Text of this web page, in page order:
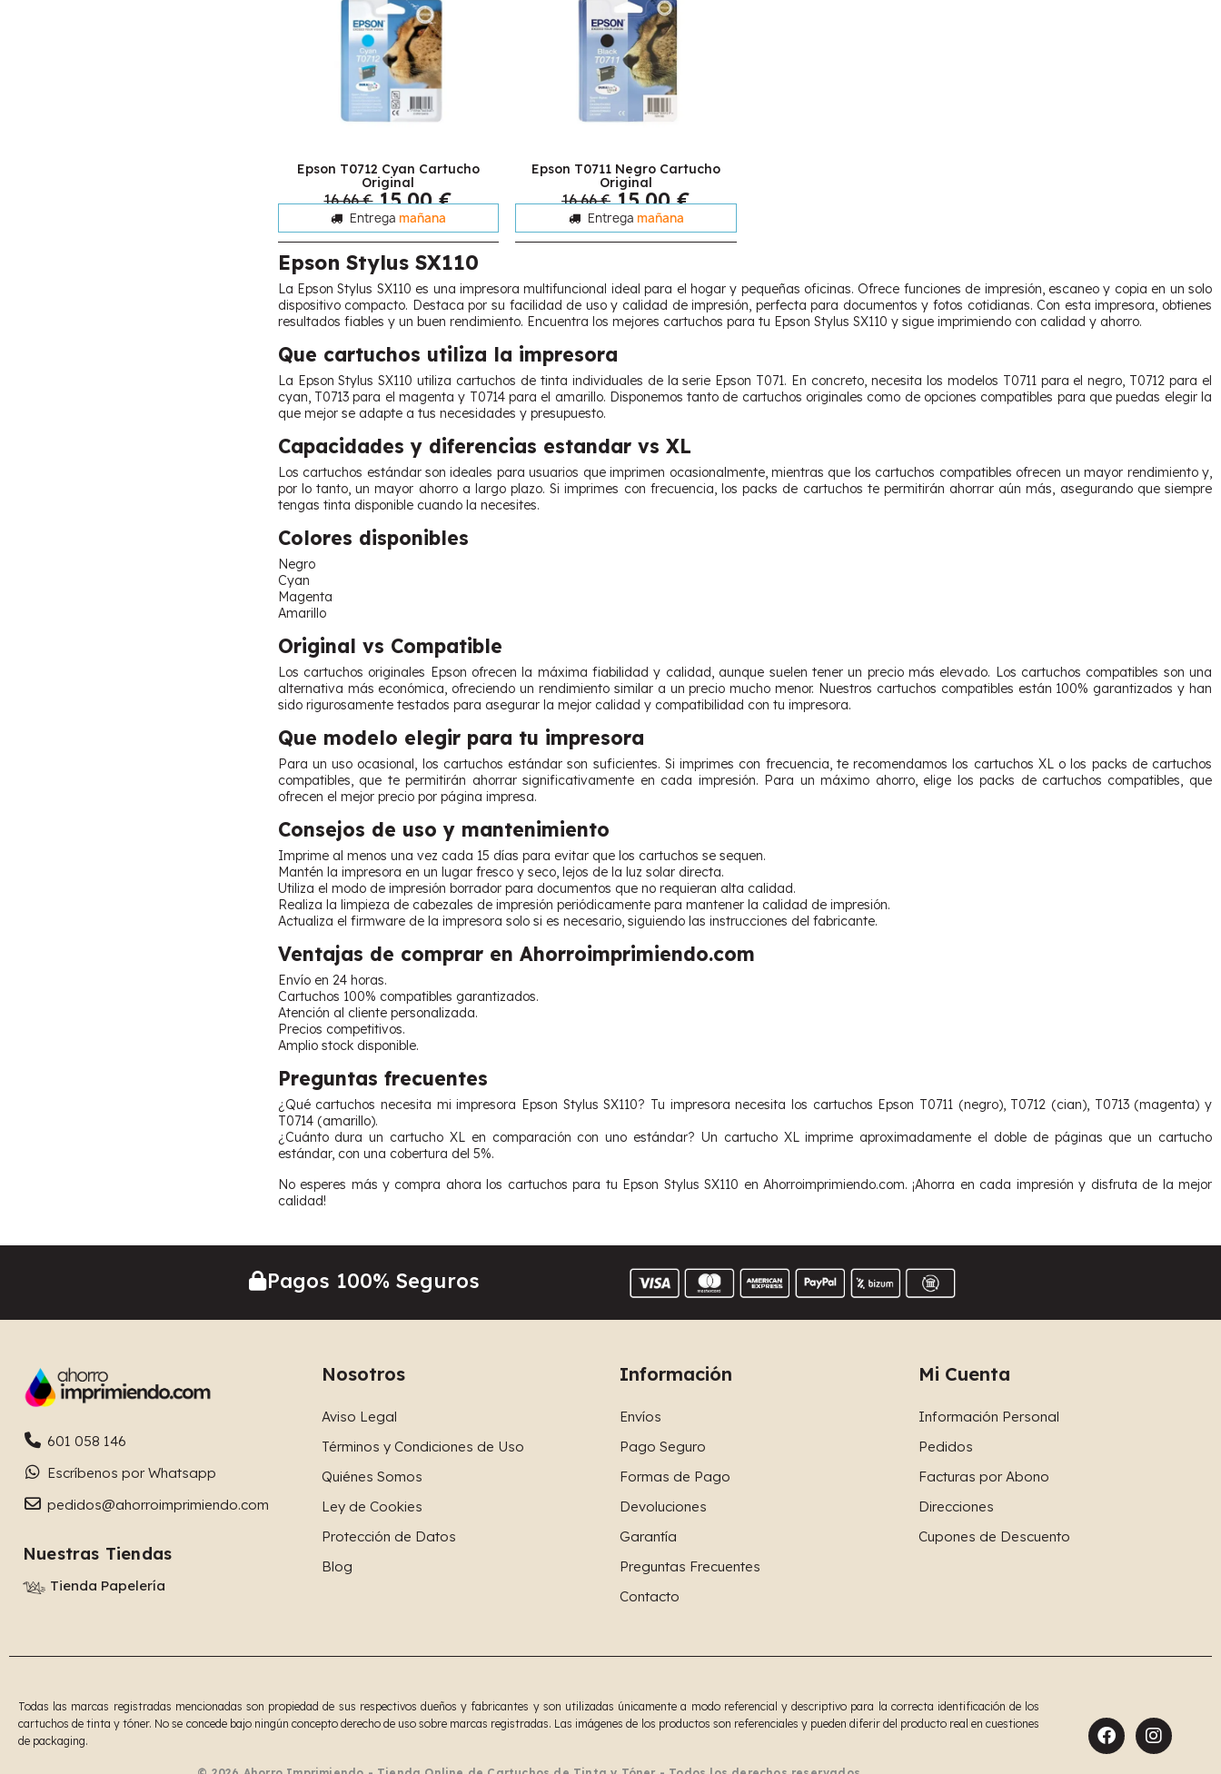
Epson T0712 Cyan Cartucho
Original
16,66 € 15,00 €
Entrega mañana
Epson T0711 Negro Cartucho
Original
16,66 € 15,00 €
Entrega mañana
Epson Stylus SX110
La Epson Stylus SX110 es una impresora multifuncional ideal para el hogar y pequeñas oficinas. Ofrece funciones de impresión, escaneo y copia en un solo
dispositivo compacto. Destaca por su facilidad de uso y calidad de impresión, perfecta para documentos y fotos cotidianas. Con esta impresora, obtienes
resultados fiables y un buen rendimiento. Encuentra los mejores cartuchos para tu Epson Stylus SX110 y sigue imprimiendo con calidad y ahorro.
Que cartuchos utiliza la impresora
La Epson Stylus SX110 utiliza cartuchos de tinta individuales de la serie Epson T071. En concreto, necesita los modelos T0711 para el negro, T0712 para el
cyan, T0713 para el magenta y T0714 para el amarillo. Disponemos tanto de cartuchos originales como de opciones compatibles para que puedas elegir la
que mejor se adapte a tus necesidades y presupuesto.
Capacidades y diferencias estandar vs XL
Los cartuchos estándar son ideales para usuarios que imprimen ocasionalmente, mientras que los cartuchos compatibles ofrecen un mayor rendimiento y,
por lo tanto, un mayor ahorro a largo plazo. Si imprimes con frecuencia, los packs de cartuchos te permitirán ahorrar aún más, asegurando que siempre
tengas tinta disponible cuando la necesites.
Colores disponibles
Negro
Cyan
Magenta
Amarillo
Original vs Compatible
Los cartuchos originales Epson ofrecen la máxima fiabilidad y calidad, aunque suelen tener un precio más elevado. Los cartuchos compatibles son una
alternativa más económica, ofreciendo un rendimiento similar a un precio mucho menor. Nuestros cartuchos compatibles están 100% garantizados y han
sido rigurosamente testados para asegurar la mejor calidad y compatibilidad con tu impresora.
Que modelo elegir para tu impresora
Para un uso ocasional, los cartuchos estándar son suficientes. Si imprimes con frecuencia, te recomendamos los cartuchos XL o los packs de cartuchos
compatibles, que te permitirán ahorrar significativamente en cada impresión. Para un máximo ahorro, elige los packs de cartuchos compatibles, que
ofrecen el mejor precio por página impresa.
Consejos de uso y mantenimiento
Imprime al menos una vez cada 15 días para evitar que los cartuchos se sequen.
Mantén la impresora en un lugar fresco y seco, lejos de la luz solar directa.
Utiliza el modo de impresión borrador para documentos que no requieran alta calidad.
Realiza la limpieza de cabezales de impresión periódicamente para mantener la calidad de impresión.
Actualiza el firmware de la impresora solo si es necesario, siguiendo las instrucciones del fabricante.
Ventajas de comprar en Ahorroimprimiendo.com
Envío en 24 horas.
Cartuchos 100% compatibles garantizados.
Atención al cliente personalizada.
Precios competitivos.
Amplio stock disponible.
Preguntas frecuentes
¿Qué cartuchos necesita mi impresora Epson Stylus SX110? Tu impresora necesita los cartuchos Epson T0711 (negro), T0712 (cian), T0713 (magenta) y
T0714 (amarillo).
¿Cuánto dura un cartucho XL en comparación con uno estándar? Un cartucho XL imprime aproximadamente el doble de páginas que un cartucho
estándar, con una cobertura del 5%.
No esperes más y compra ahora los cartuchos para tu Epson Stylus SX110 en Ahorroimprimiendo.com. ¡Ahorra en cada impresión y disfruta de la mejor
calidad!
Pagos 100% Seguros
601 058 146
Escríbenos por Whatsapp
pedidos@ahorroimprimiendo.com
Nuestras Tiendas
Tienda Papelería
Nosotros
Aviso Legal
Términos y Condiciones de Uso
Quiénes Somos
Ley de Cookies
Protección de Datos
Blog
Información
Envíos
Pago Seguro
Formas de Pago
Devoluciones
Garantía
Preguntas Frecuentes
Contacto
Mi Cuenta
Información Personal
Pedidos
Facturas por Abono
Direcciones
Cupones de Descuento
Todas las marcas registradas mencionadas son propiedad de sus respectivos dueños y fabricantes y son utilizadas únicamente a modo referencial y descriptivo para la correcta identificación de los
cartuchos de tinta y tóner. No se concede bajo ningún concepto derecho de uso sobre marcas registradas. Las imágenes de los productos son referenciales y pueden diferir del producto real en cuestiones
de packaging.